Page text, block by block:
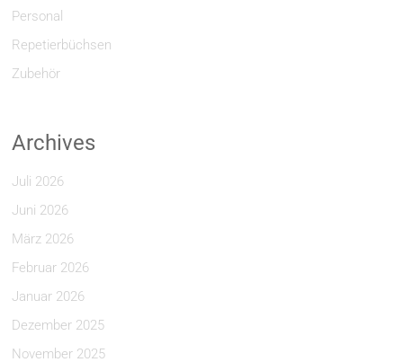
Personal
Repetierbüchsen
Zubehör
Archives
Juli 2026
Juni 2026
März 2026
Februar 2026
Januar 2026
Dezember 2025
November 2025